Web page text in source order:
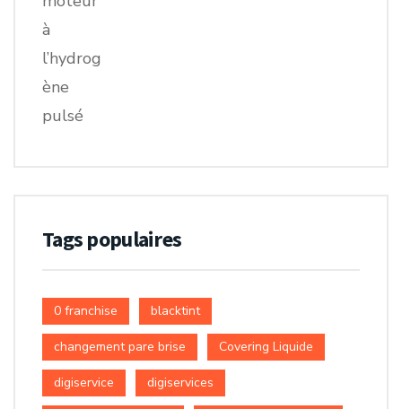
Tags populaires
0 franchise blacktint
changement pare brise Covering Liquide
digiservice digiservices